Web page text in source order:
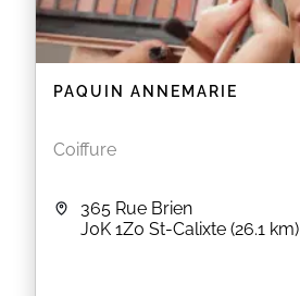
PAQUIN ANNEMARIE
Coiffure
365 Rue Brien
J0K 1Z0 St-Calixte (26.1 km)